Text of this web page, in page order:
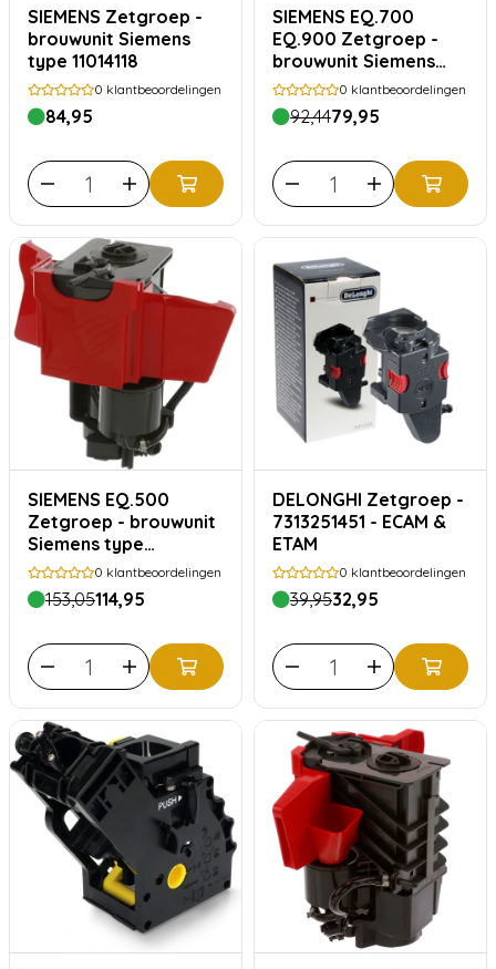
SIEMENS Zetgroep -
brouwunit Siemens
type 11014118
0 klantbeoordelingen
84,95
SIEMENS EQ.700
EQ.900 Zetgroep -
brouwunit Siemens
type 11047614
0 klantbeoordelingen
92,4479,95
SIEMENS EQ.500
Zetgroep - brouwunit
Siemens type
11040688
0 klantbeoordelingen
153,05114,95
DELONGHI Zetgroep -
7313251451 - ECAM &
ETAM
0 klantbeoordelingen
39,9532,95